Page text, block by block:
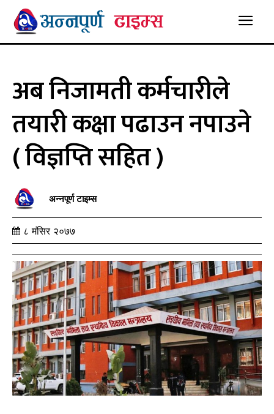
अब निजामती कर्मचारीले
तयारी कक्षा पढाउन नपाउने
( विज्ञप्ति सहित )
अन्नपूर्ण टाइम्स
८ मंसिर २०७७